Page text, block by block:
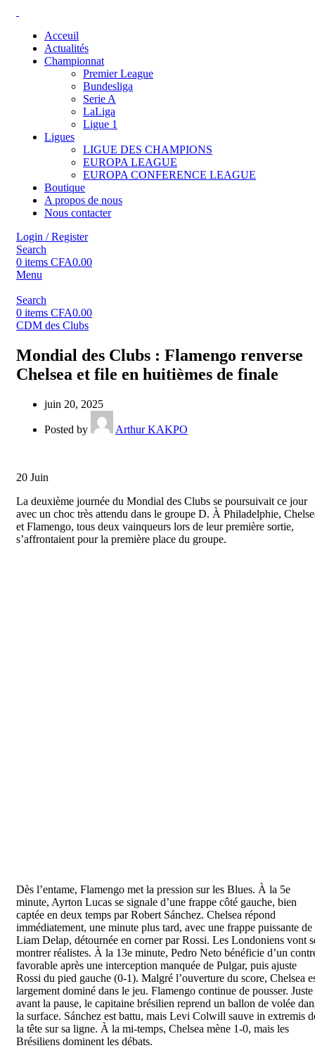
Acceuil
Actualités
Championnat
Premier League
Bundesliga
Serie A
LaLiga
Ligue 1
Ligues
LIGUE DES CHAMPIONS
EUROPA LEAGUE
EUROPA CONFERENCE LEAGUE
Boutique
A propos de nous
Nous contacter
Login / Register
Search
0 items CFA0.00
Menu
Search
0 items CFA0.00
CDM des Clubs
Mondial des Clubs : Flamengo renverse
Chelsea et file en huitièmes de finale
juin 20, 2025
Posted by Arthur KAKPO
20 Juin
La deuxième journée du Mondial des Clubs se poursuivait ce jour
avec un choc très attendu dans le groupe D. À Philadelphie,
et Flamengo, tous deux vainqueurs lors de leur première sortie,
s’affrontaient pour la première place du groupe.
Dès l’entame, Flamengo met la pression sur les Blues. À la 5e
minute, Ayrton Lucas se signale d’une frappe côté gauche, bien
captée en deux temps par Robert Sánchez. Chelsea répond
immédiatement, une minute plus tard, avec une frappe puissante de
Liam Delap, détournée en corner par Rossi. Les Londoniens vont
montrer réalistes. À la 13e minute, Pedro Neto bénéficie d’un
favorable après une interception manquée de Pulgar, puis ajuste
Rossi du pied gauche (0-1). Malgré l’ouverture du score, Chelsea
largement dominé dans le jeu. Flamengo continue de pousser. Juste
avant la pause, le capitaine brésilien reprend un ballon de volée
la surface. Sánchez est battu, mais Levi Colwill sauve in extremis
la tête sur sa ligne. À la mi-temps, Chelsea mène 1-0, mais les
Brésiliens dominent les débats.